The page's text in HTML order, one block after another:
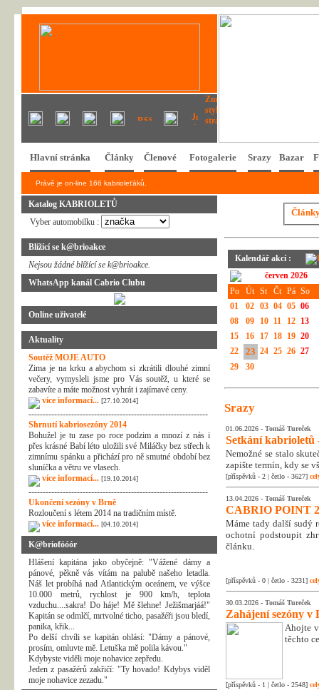
Hlavní stránka Články Členové Fotogalerie Srazy Bazar
Právě je on-line 166 kabrioleťáků.
Katalog KABRIOLETŮ
Vyber automobilku :
Blížící se k@brioakce
Nejsou žádné blížící se k@brioakce.
WhatsApp kanál Cabrio Clubu
Online uživatelé
Aktuality
Soutěž MOJE AUTO
Zima je na krku a abychom si zkrátili dlouhé zimní
večery, vymysleli jsme pro Vás soutěž, u které se
zabavíte a máte možnost vyhrát i zajímavé ceny.
více informací... [27.10.2014]
---------------------------------------------------------------
Shrnutí kabriosezóny 2014
Bohužel je tu zase po roce podzim a mnozí z nás i
přes krásné Babí léto uložili své Miláčky bez střech k
zimnímu spánku a přichází pro ně smutné období bez
sluníčka a větru ve vlasech.
více informací... [19.10.2014]
---------------------------------------------------------------
Ukončení sezóny v Brně
Rozloučení s létem 2014 na tradičním místě.
více informací... [04.10.2014]
K@briofóóór
Hlášení kapitána jako obyčejně: "Vážené dámy a
pánové, pěkně vás vítám na palubě našeho letadla.
Náš let probíhá nad Atlantickým oceánem, ve výšce
10.000 metrů, rychlost je 900 km/h, teplota
vzduchu....sakra! Do háje! Mě šlehne! Ježišmarjáá!"
Kapitán se odmlčí, mrtvolné ticho, pasažéři jsou bledí,
panika, křik...
Po delší chvíli se kapitán ohlásí: "Dámy a pánové,
prosím, omluvte mě. Letuška mě polila kávou."
Kdybyste viděli moje nohavice zepředu.
Jeden z pasažérů zakřičí: "Ty hovado! Kdybys viděl
moje nohavice zezadu."
Kalendář akcí :
červen 2026
Po
Út St Čt Pá So
01
02 03 04 05 06
08
09 10 11 12 13
15
16 17 18 19 20
22
23 24 25 26 27
29
30
Srazy
01.06.2026 - Tomáš Tureček
Setkání kabrioletů
Nemožné se stalo
zapište termín, kdy se
[příspěvků - 2 | četlo - 3627]
13.04.2026 - Tomáš Tureček
CABRIO POINT
Máme tady další sudý
ochotní podstoupit
článku.
[příspěvků - 0 | četlo - 3231]
30.03.2026 - Tomáš Tureček
Zahájení sezóny v
Ahojte
těchto
[příspěvků - 1 | četlo - 2548]